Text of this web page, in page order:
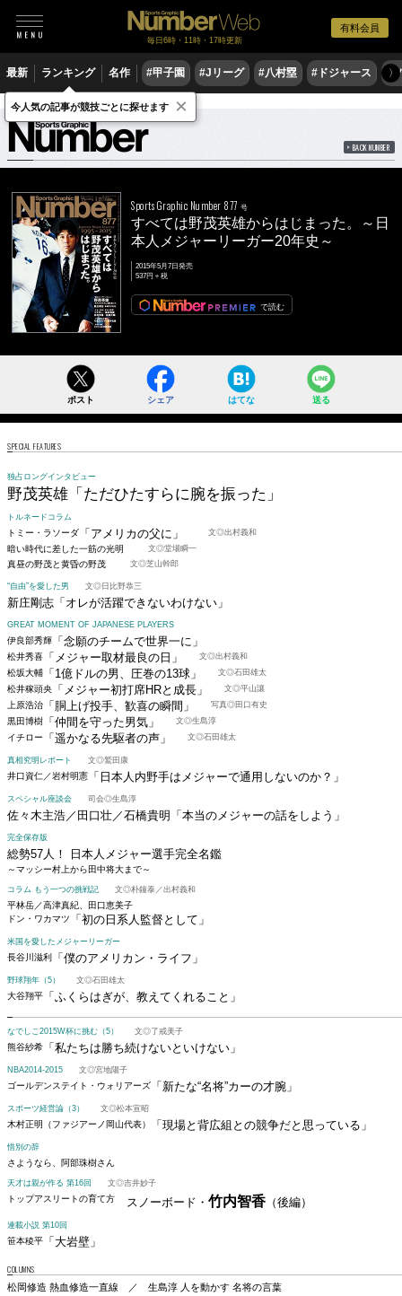
有料会員
毎日6時・11時・17時更新
最新 ランキング 名作 #甲子園 #Jリーグ #八村塁 #ドジャース #
〉
雑誌 Number 877号
BACK NUMBER
Sports Graphic Number 877 号
すべては野茂英雄からはじまった。～日
本人メジャーリーガー20年史～
2015年5月7日発売
537円＋税
で読む
ポスト シェア はてな 送る
SPECIAL FEATURES
独占ロングインタビュー
野茂英雄 「ただひたすらに腕を振った」
トルネードコラム
トミー・ラソーダ 「アメリカの父に」 文◎出村義和
暗い時代に差した一筋の光明 文◎堂場瞬一
真昼の野茂と黄昏の野茂 文◎芝山幹郎
“自由”を愛した男 文◎日比野恭三
新庄剛志 「オレが活躍できないわけない」
GREAT MOMENT OF JAPANESE PLAYERS
伊良部秀輝 「念願のチームで世界一に」
松井秀喜 「メジャー取材最良の日」 文◎出村義和
松坂大輔 「1億ドルの男、圧巻の13球」 文◎石田雄太
松井稼頭央 「メジャー初打席HRと成長」 文◎平山讓
上原浩治 「胴上げ投手、歓喜の瞬間」 写真◎田口有史
黒田博樹 「仲間を守った男気」 文◎生島淳
イチロー 「遥かなる先駆者の声」 文◎石田雄太
真相究明レポート 文◎鷲田康
井口資仁／岩村明憲 「日本人内野手はメジャーで通用しないのか？」
スペシャル座談会 司会◎生島淳
佐々木主浩／田口壮／石橋貴明 「本当のメジャーの話をしよう」
完全保存版
総勢57人！ 日本人メジャー選手完全名鑑
～マッシー村上から田中将大まで～
コラム もう一つの挑戦記 文◎朴鐘泰／出村義和
平林岳／高津真紀、田口恵美子
ドン・ワカマツ
「初の日系人監督として」
米国を愛したメジャーリーガー
長谷川滋利 「僕のアメリカン・ライフ」
野球翔年（5） 文◎石田雄太
大谷翔平 「ふくらはぎが、教えてくれること」
なでしこ2015W杯に挑む（5） 文◎了戒美子
熊谷紗希 「私たちは勝ち続けないといけない」
NBA2014-2015 文◎宮地陽子
ゴールデンステイト・ウォリアーズ 「新たな“名将”カーの才腕」
スポーツ経営論（3） 文◎松本宣昭
木村正明（ファジアーノ岡山代表） 「現場と背広組との競争だと思っている」
惜別の辞
さようなら、阿部珠樹さん
天才は親が作る 第16回 文◎吉井妙子
トップアスリートの育て方 スノーボード・ 竹内智香 （後編）
連載小説 第10回
笹本稜平 「大岩壁」
COLUMNS
松岡修造 熱血修造一直線 ／ 生島淳 人を動かす 名将の言葉
今人気の記事が競技ごとに探せます ×